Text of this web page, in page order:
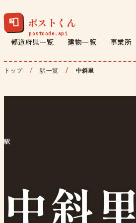
📮 ポストくん
都道府県一覧 建物一覧 事業所
トップ 駅一覧 中斜里
駅
中斜里